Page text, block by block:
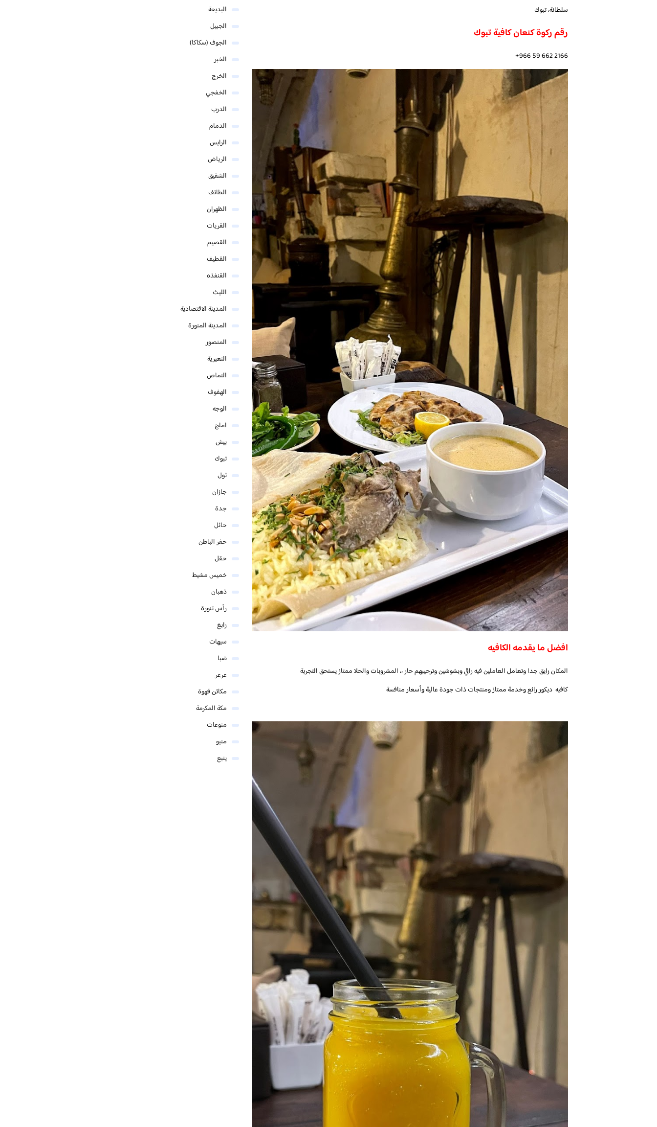
سلطانة، تبوك
رقم ركوة كنعان كافية تبوك
افضل ما يقدمه الكافيه
المكان رايق جدا وتعامل العاملين فيه راقي وبشوشين وترحيبهم حار ،، المشروبات والحلا ممتاز يستحق التجربة
كافيه ديكور رائع وخدمة ممتاز ومنتجات ذات جودة عالية وأسعار منافسة
البديعة
الجبيل
الجوف (سكاكا)
الخبر
الخرج
الخفجي
الدرب
الدمام
الرايس
الرياض
الشقيق
الطائف
الظهران
القريات
القصيم
القطيف
القنفذه
الليث
المدينة الاقتصادية
المدينة المنورة
المنصور
النعيرية
النماص
الهفوف
الوجه
املج
بيش
تبوك
ثول
جازان
جدة
حائل
حفر الباطن
حقل
خميس مشيط
ذهبان
رأس تنورة
رابغ
سيهات
ضبا
عرعر
مكائن قهوة
مكة المكرمة
منوعات
منيو
ينبع